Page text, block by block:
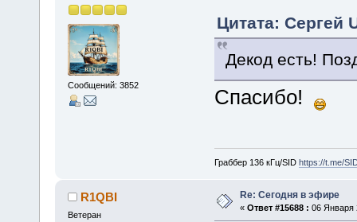
Сообщений: 3852
Цитата: Сергей
Декод есть!
Спасибо!
Граббер 136 кГц/SID https://t.me/
R1QBI
Ветеран
Re: Сегодня в эфире
« Ответ #15688 : 06 Января